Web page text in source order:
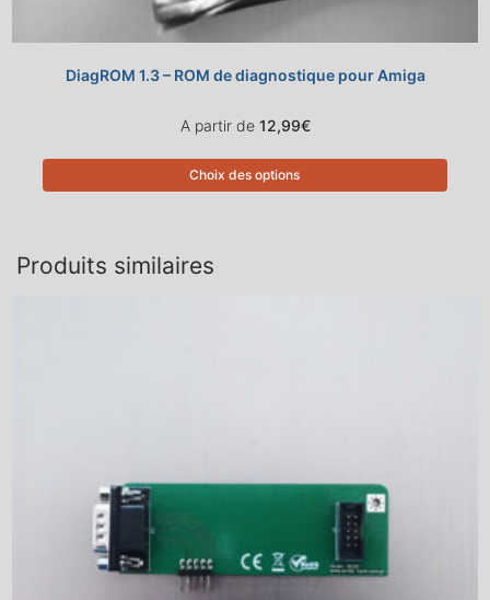
DiagROM 1.3 – ROM de diagnostique pour Amiga
A partir de 12,99€
Choix des options
Produits similaires